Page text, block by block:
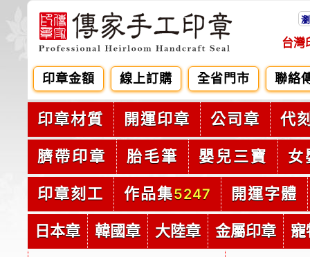
台灣
印章金額 線上訂購 全省門市 聯絡
印章材質 開運印章 公司章 代
臍帶印章 胎毛筆 嬰兒三寶 女
印章刻工 作品集5247 開運字體
日本章 韓國章 大陸章 金屬印章 寵